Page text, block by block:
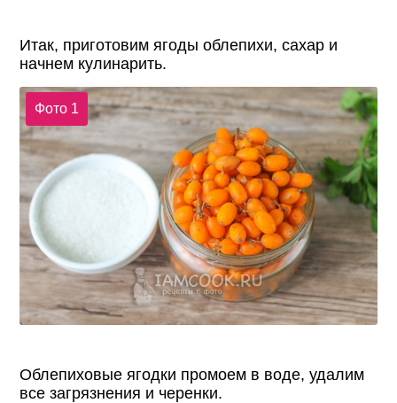
Итак, приготовим ягоды облепихи, сахар и
начнем кулинарить.
Фото 1
Облепиховые ягодки промоем в воде, удалим
все загрязнения и черенки.